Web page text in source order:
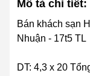
Mô tả chi tiết:
Bán khách sạn
Nhuận - 17t5 TL
DT: 4,3 x 20